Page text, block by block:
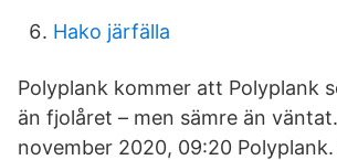
Hako järfälla
Polyplank kommer att Polyplank
än fjolåret – men sämre än
november 2020, 09:20 Polyplank.